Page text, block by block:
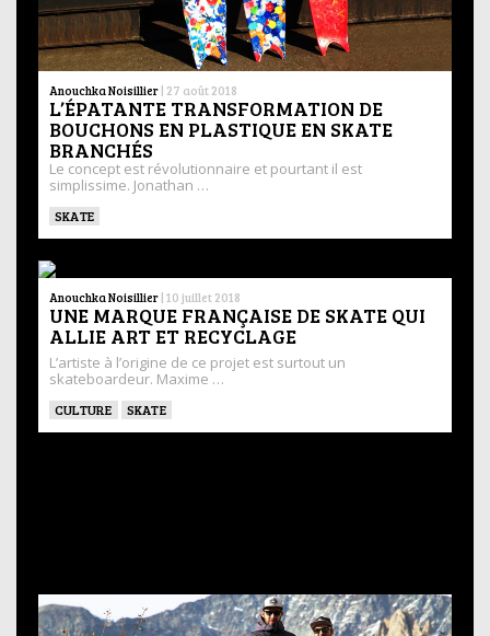
Anouchka Noisillier | 27 août 2018
L’ÉPATANTE TRANSFORMATION DE
BOUCHONS EN PLASTIQUE EN SKATE
BRANCHÉS
Le concept est révolutionnaire et pourtant il est
simplissime. Jonathan …
SKATE
Anouchka Noisillier | 10 juillet 2018
UNE MARQUE FRANÇAISE DE SKATE QUI
ALLIE ART ET RECYCLAGE
L’artiste à l’origine de ce projet est surtout un
skateboardeur. Maxime …
CULTURE SKATE